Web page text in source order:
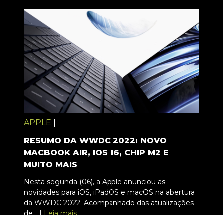
APPLE
RESUMO DA WWDC 2022: NOVO
MACBOOK AIR, IOS 16, CHIP M2 E
MUITO MAIS
Nesta segunda (06), a Apple anunciou as
novidades para iOS, iPadOS e macOS na abertura
da WWDC 2022. Acompanhado das atualizações
de... | Leia mais